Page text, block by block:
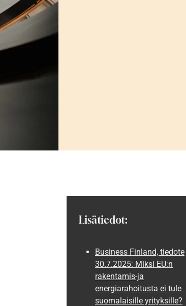
Lisätiedot:
Business Finland, tiedote
30.7.2025: Miksi EU:n
rakentamis-ja
energiarahoitusta ei tule
suomalaisille yrityksille?